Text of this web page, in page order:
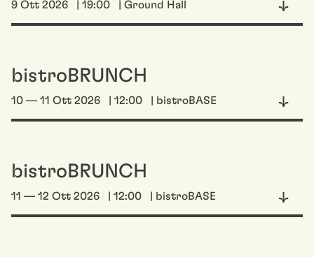
9 Ott 2026 | 19:00 | Ground Hall
bistroBRUNCH
10 — 11 Ott 2026 | 12:00 | bistroBASE
bistroBRUNCH
11 — 12 Ott 2026 | 12:00 | bistroBASE